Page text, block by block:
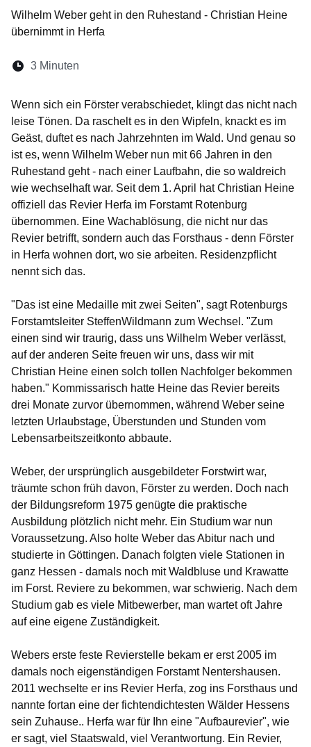
Wilhelm Weber geht in den Ruhestand - Christian Heine
übernimmt in Herfa
Lesedauer:
3 Minuten
Wenn sich ein Förster verabschiedet, klingt das nicht nach
leise Tönen. Da raschelt es in den Wipfeln, knackt es im
Geäst, duftet es nach Jahrzehnten im Wald. Und genau so
ist es, wenn Wilhelm Weber nun mit 66 Jahren in den
Ruhestand geht - nach einer Laufbahn, die so waldreich
wie wechselhaft war. Seit dem 1. April hat Christian Heine
offiziell das Revier Herfa im Forstamt Rotenburg
übernommen. Eine Wachablösung, die nicht nur das
Revier betrifft, sondern auch das Forsthaus - denn Förster
in Herfa wohnen dort, wo sie arbeiten. Residenzpflicht
nennt sich das.
"Das ist eine Medaille mit zwei Seiten", sagt Rotenburgs
Forstamtsleiter SteffenWildmann zum Wechsel. "Zum
einen sind wir traurig, dass uns Wilhelm Weber verlässt,
auf der anderen Seite freuen wir uns, dass wir mit
Christian Heine einen solch tollen Nachfolger bekommen
haben." Kommissarisch hatte Heine das Revier bereits
drei Monate zurvor übernommen, während Weber seine
letzten Urlaubstage, Überstunden und Stunden vom
Lebensarbeitszeitkonto abbaute.
Weber, der ursprünglich ausgebildeter Forstwirt war,
träumte schon früh davon, Förster zu werden. Doch nach
der Bildungsreform 1975 genügte die praktische
Ausbildung plötzlich nicht mehr. Ein Studium war nun
Voraussetzung. Also holte Weber das Abitur nach und
studierte in Göttingen. Danach folgten viele Stationen in
ganz Hessen - damals noch mit Waldbluse und Krawatte
im Forst. Reviere zu bekommen, war schwierig. Nach dem
Studium gab es viele Mitbewerber, man wartet oft Jahre
auf eine eigene Zuständigkeit.
Webers erste feste Revierstelle bekam er erst 2005 im
damals noch eigenständigen Forstamt Nentershausen.
2011 wechselte er ins Revier Herfa, zog ins Forsthaus und
nannte fortan eine der fichtendichtesten Wälder Hessens
sein Zuhause.. Herfa war für Ihn eine "Aufbaurevier", wie
er sagt, viel Staatswald, viel Verantwortung. Ein Revier,